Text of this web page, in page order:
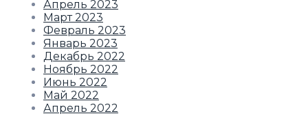
Апрель 2023
Март 2023
Февраль 2023
Январь 2023
Декабрь 2022
Ноябрь 2022
Июнь 2022
Май 2022
Апрель 2022